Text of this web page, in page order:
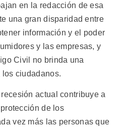
en la redacción de esa
una gran disparidad entre
información y el poder
y las empresas, y
Civil no brinda una
ciudadanos.
actual contribuye a
de los
vez más las personas que